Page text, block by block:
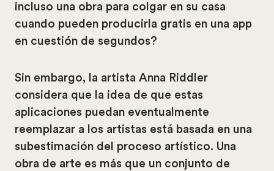
incluso una obra para colgar en su casa
cuando pueden producirla gratis en una app
en cuestión de segundos?
Sin embargo, la artista Anna Riddler
considera que la idea de que estas
aplicaciones puedan eventualmente
reemplazar a los artistas está basada en una
subestimación del proceso artístico. Una
obra de arte es más que un conjunto de